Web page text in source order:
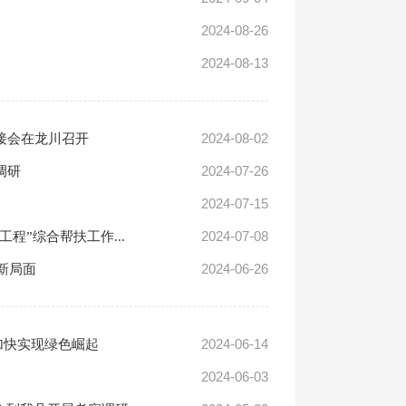
2024-08-26
2024-08-13
会在龙川召开 2024-08-02
研 2024-07-26
2024-07-15
程”综合帮扶工作... 2024-07-08
局面 2024-06-26
实现绿色崛起 2024-06-14
2024-06-03